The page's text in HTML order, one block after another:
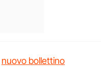
nuovo bollettino